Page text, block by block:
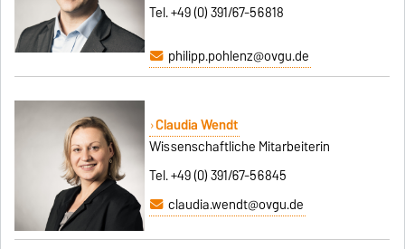
Tel. +49 (0) 391/67-56818
philipp.pohlenz@ovgu.de
Claudia Wendt
Wissenschaftliche Mitarbeiterin
Tel. +49 (0) 391/67-56845
claudia.wendt@ovgu.de